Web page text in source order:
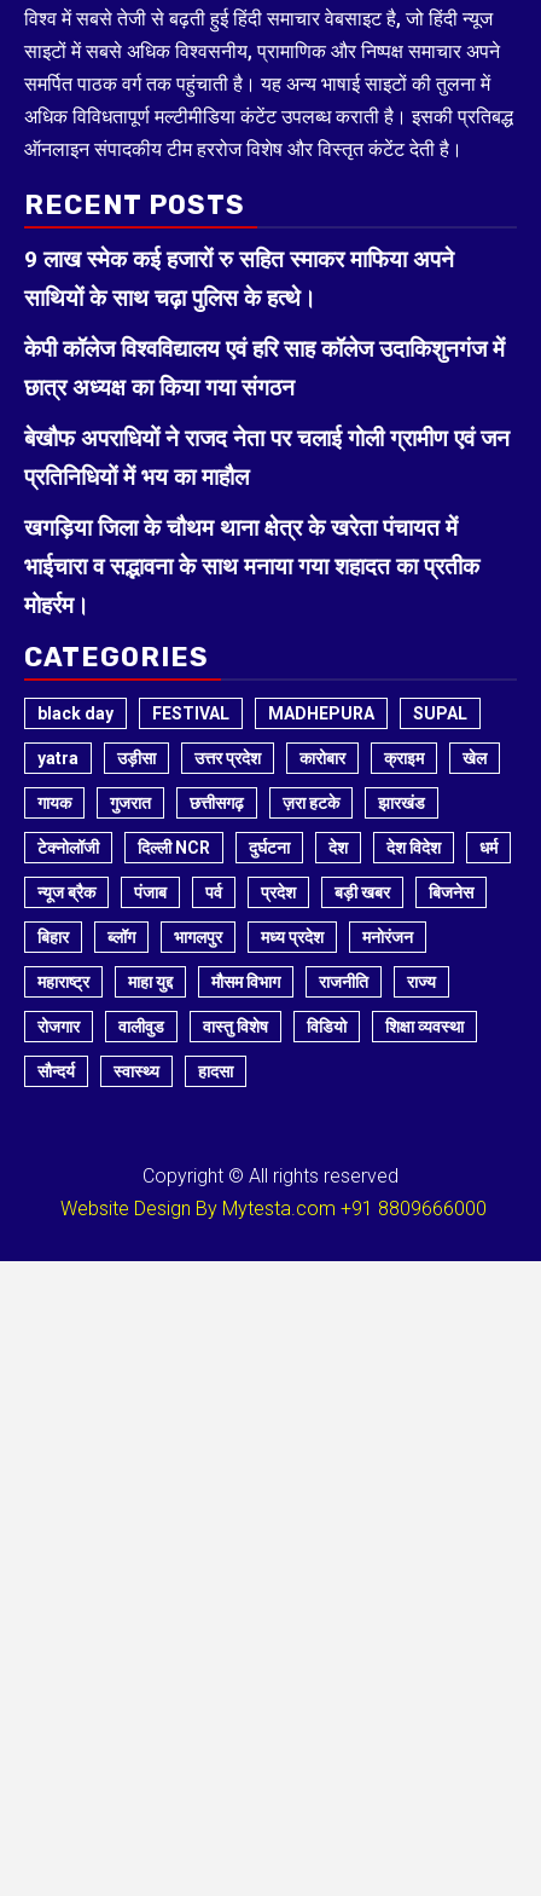
विश्व में सबसे तेजी से बढ़ती हुई हिंदी समाचार वेबसाइट है, जो हिंदी न्यूज
साइटों में सबसे अधिक विश्वसनीय, प्रामाणिक और निष्पक्ष समाचार अपने
समर्पित पाठक वर्ग तक पहुंचाती है। यह अन्य भाषाई साइटों की तुलना में
अधिक विविधतापूर्ण मल्टीमीडिया कंटेंट उपलब्ध कराती है। इसकी प्रतिबद्ध
ऑनलाइन संपादकीय टीम हररोज विशेष और विस्तृत कंटेंट देती है।
RECENT POSTS
9 लाख स्मेक कई हजारों रु सहित स्माकर माफिया अपने
साथियों के साथ चढ़ा पुलिस के हत्थे।
केपी कॉलेज विश्वविद्यालय एवं हरि साह कॉलेज उदाकिशुनगंज में
छात्र अध्यक्ष का किया गया संगठन
बेखौफ अपराधियों ने राजद नेता पर चलाई गोली ग्रामीण एवं जन
प्रतिनिधियों में भय का माहौल
खगड़िया जिला के चौथम थाना क्षेत्र के खरेता पंचायत में
भाईचारा व सद्भावना के साथ मनाया गया शहादत का प्रतीक
मोहर्रम।
CATEGORIES
black day FESTIVAL MADHEPURA SUPAL
yatra उड़ीसा उत्तर प्रदेश कारोबार क्राइम खेल
गायक गुजरात छत्तीसगढ़ ज़रा हटके झारखंड
टेक्नोलॉजी दिल्ली NCR दुर्घटना देश देश विदेश धर्म
न्यूज ब्रैक पंजाब पर्व प्रदेश बड़ी खबर बिजनेस
बिहार ब्लॉग भागलपुर मध्य प्रदेश मनोरंजन
महाराष्ट्र माहा युद्द मौसम विभाग राजनीति राज्य
रोजगार वालीवुड वास्तु विशेष विडियो शिक्षा व्यवस्था
सौन्दर्य स्वास्थ्य हादसा
Copyright © All rights reserved
Website Design By Mytesta.com +91 8809666000